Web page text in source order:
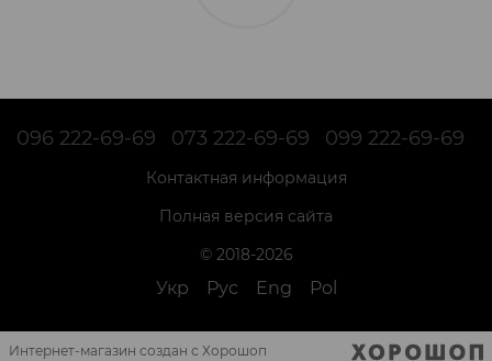
096 222-69-69 073 222-69-69 099 222-69-69
Контактная информация
Полная версия сайта
© 2018-2026
Укр Рус Eng Pol
Интернет-магазин создан с Хорошоп